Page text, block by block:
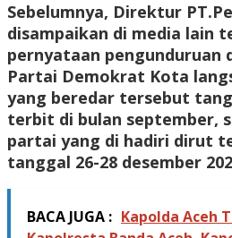
‎Sebelumnya, Direktur
disampaikan di media lain
pernyataan pengunduruan
Partai Demokrat Kota
yang beredar tersebut
terbit di bulan september,
partai yang di hadiri dirut
tanggal 26-28 desember
BACA JUGA : Kapolda Aceh